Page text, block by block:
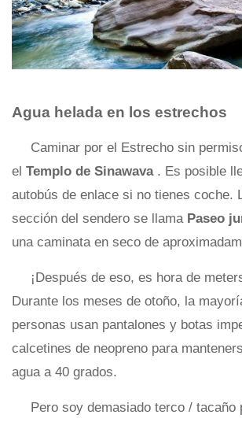
Agua helada en los estrechos
Caminar por el Estrecho sin
el Templo de Sinawava . Es posible
autobús de enlace si no tienes coche.
sección del sendero se llama Paseo
una caminata en seco de
¡Después de eso, es hora de
Durante los meses de otoño, la
personas usan pantalones y botas
calcetines de neopreno para
agua a 40 grados.
Pero soy demasiado terco / tacaño